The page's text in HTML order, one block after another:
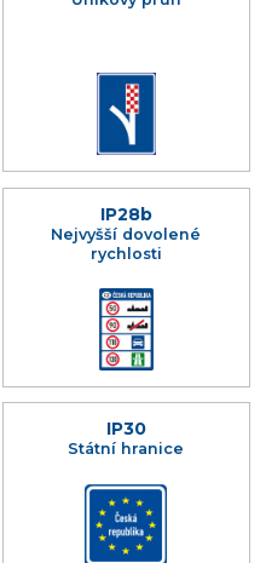
IP28b
Nejvyšší dovolené
rychlosti
IP30
Státní hranice